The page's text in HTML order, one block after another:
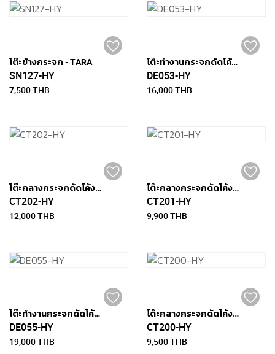
โต๊ะข้างกระจก - TARA
SN127-HY
7,500 THB
โต๊ะทำงานกระจกดัดโค้งขนาด 110 x 50 ซม. - CHICAGO
DE053-HY
16,000 THB
โต๊ะกลางกระจกดัดโค้งขนาด 110 x 55 ซม. - URBANA
CT202-HY
12,000 THB
โต๊ะกลางกระจกดัดโค้งดำขนาด 100 x 50 ซม. - URBANA
CT201-HY
9,900 THB
โต๊ะทำงานกระจกดัดโค้งขนาด 120 x 60 ซม. - CHICAGO
DE055-HY
19,000 THB
โต๊ะกลางกระจกดัดโค้งขนาด 100 x 50 ซม. - URBANA
CT200-HY
9,500 THB